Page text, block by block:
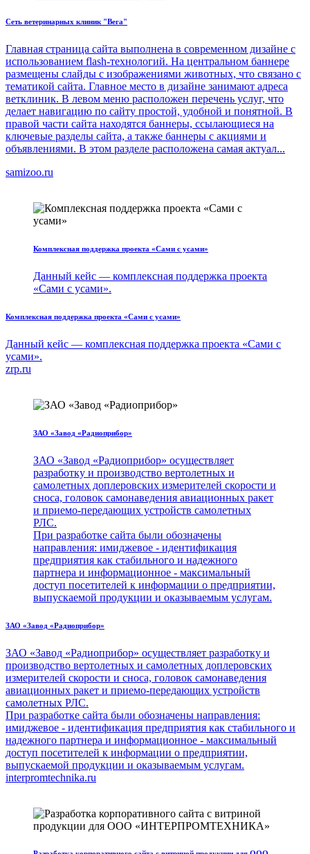
Сеть ветеринарных клиник "Вега"
Главная страница сайта выполнена в современном дизайне с
использованием flash-технологий. На центральном баннере
размещены слайды с изображениями животных, что связано с
тематикой сайта. Главное место в дизайне занимают адреса
ветклиник. В левом меню расположен перечень услуг, что
делает навигацию по сайту простой, удобной и понятной. В
правой части сайта находятся баннеры, ссылающиеся на
ключевые разделы сайта, а также баннеры с акциями и
объявлениями. В этом разделе расположена самая актуал...
samizoo.ru
Комплексная поддержка проекта «Сами с усами»
Данный кейс — комплексная поддержка проекта
«Сами с усами».
Комплексная поддержка проекта «Сами с усами»
Данный кейс — комплексная поддержка проекта «Сами с
усами».
zrp.ru
ЗАО «Завод «Радиоприбор»
ЗАО «Завод «Радиоприбор» осуществляет
разработку и производство вертолетных и
самолетных доплеровских измерителей скорости и
сноса, головок самонаведения авиационных ракет
и приемо-передающих устройств самолетных
РЛС.
При разработке сайта были обозначены
направления: имиджевое - идентификация
предприятия как стабильного и надежного
партнера и информационное - максимальный
доступ посетителей к информации о предприятии,
выпускаемой продукции и оказываемым услугам.
ЗАО «Завод «Радиоприбор»
ЗАО «Завод «Радиоприбор» осуществляет разработку и
производство вертолетных и самолетных доплеровских
измерителей скорости и сноса, головок самонаведения
авиационных ракет и приемо-передающих устройств
самолетных РЛС.
При разработке сайта были обозначены направления:
имиджевое - идентификация предприятия как стабильного и
надежного партнера и информационное - максимальный
доступ посетителей к информации о предприятии,
выпускаемой продукции и оказываемым услугам.
interpromtechnika.ru